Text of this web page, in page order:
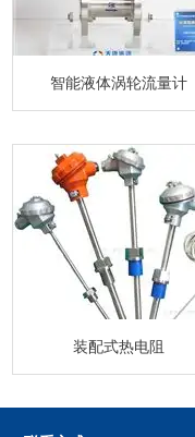
智能液体涡轮流量计
装配式热电阻